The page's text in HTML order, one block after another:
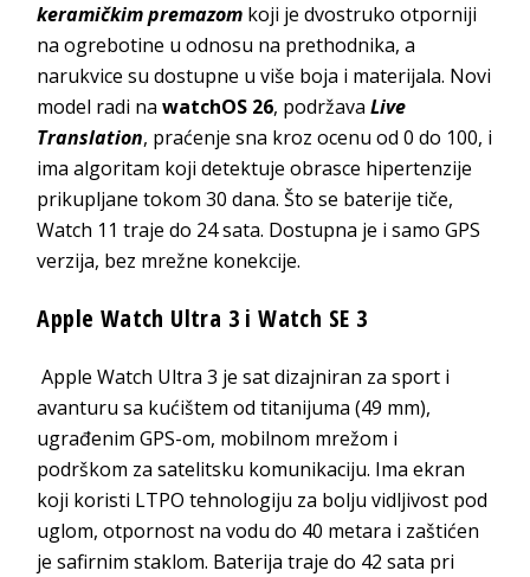
keramičkim premazom koji je dvostruko otporniji
na ogrebotine u odnosu na prethodnika, a
narukvice su dostupne u više boja i materijala. Novi
model radi nawatchOS 26, podržavaLive
Translation, praćenje sna kroz ocenu od 0 do 100, i
ima algoritam koji detektuje obrasce hipertenzije
prikupljane tokom 30 dana. Što se baterije tiče,
Watch 11 traje do 24 sata. Dostupna je i samo GPS
verzija, bez mrežne konekcije.
Apple Watch Ultra 3 i Watch SE 3
Apple Watch Ultra 3 je sat dizajniran za sport i
avanturu sa kućištem od titanijuma (49 mm),
ugrađenim GPS-om, mobilnom mrežom i
podrškom za satelitsku komunikaciju. Ima ekran
koji koristi LTPO tehnologiju za bolju vidljivost pod
uglom, otpornost na vodu do 40 metara i zaštićen
je safirnim staklom. Baterija traje do 42 sata pri